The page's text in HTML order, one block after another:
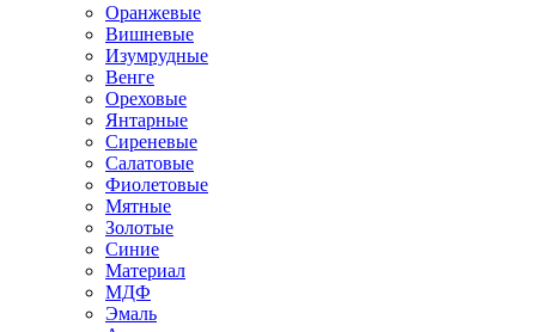
Оранжевые
Вишневые
Изумрудные
Венге
Ореховые
Янтарные
Сиреневые
Салатовые
Фиолетовые
Мятные
Золотые
Синие
Материал
МДФ
Эмаль